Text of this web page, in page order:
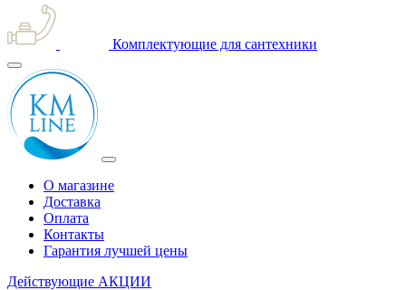
Комплектующие для сантехники
О магазине
Доставка
Оплата
Контакты
Гарантия лучшей цены
Действующие АКЦИИ